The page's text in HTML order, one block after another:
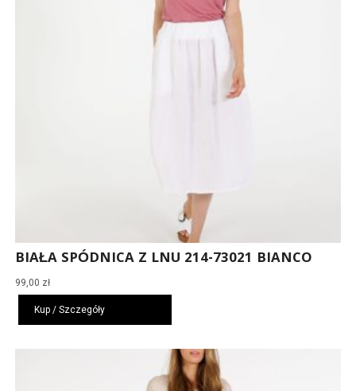
BIAŁA SPÓDNICA Z LNU 214-73021 BIANCO
99,00 zł
Kup / Szczegóły